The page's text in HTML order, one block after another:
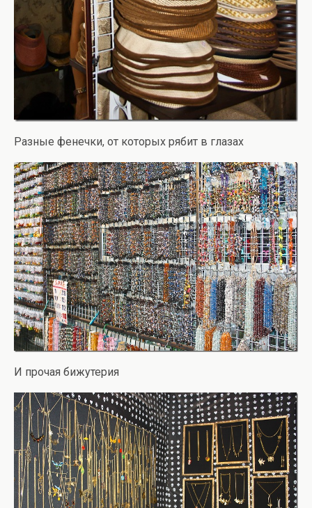
Разные фенечки, от которых рябит в глазах
И прочая бижутерия